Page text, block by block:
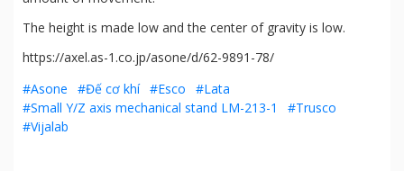
The height is made low and the center of gravity is low.
https://axel.as-1.co.jp/asone/d/62-9891-78/
#Asone
#Đế cơ khí #Esco
#Lata
#Small Y/Z axis mechanical stand LM-213-1
#Trusco
#Vijalab